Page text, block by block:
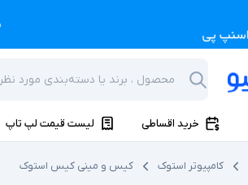
خرید اقساطی لیست قیمت لپ تاپ
کامپیوتر استوک کیس و مینی کیس استوک